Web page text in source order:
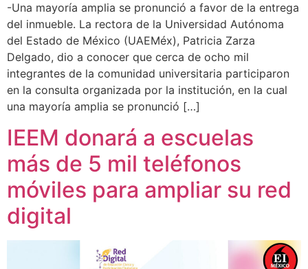
-Una mayoría amplia se pronunció a favor de la entrega
del inmueble. La rectora de la Universidad Autónoma
del Estado de México (UAEMéx), Patricia Zarza
Delgado, dio a conocer que cerca de ocho mil
integrantes de la comunidad universitaria participaron
en la consulta organizada por la institución, en la cual
una mayoría amplia se pronunció […]
IEEM donará a escuelas
más de 5 mil teléfonos
móviles para ampliar su red
digital